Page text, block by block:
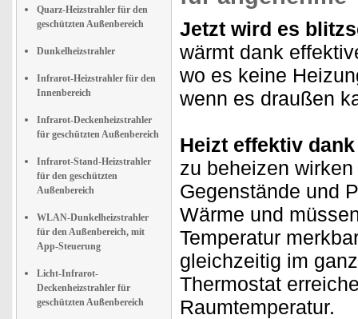
Quarz-Heizstrahler für den
geschützten Außenbereich
Dunkelheizstrahler
Infrarot-Heizstrahler für den
Innenbereich
Infrarot-Deckenheizstrahler
für geschützten Außenbereich
Infrarot-Stand-Heizstrahler
für den geschützten
Außenbereich
WLAN-Dunkelheizstrahler
für den Außenbereich, mit
App-Steuerung
Licht-Infrarot-
Deckenheizstrahler für
geschützten Außenbereich
Jetzt wird es
wärmt dank
wo es keine
wenn es draußen
Heizt effektiv
zu beheizen
Gegenstände und
Wärme und
Temperatur
gleichzeitig im
Thermostat
Raumtemperatur.